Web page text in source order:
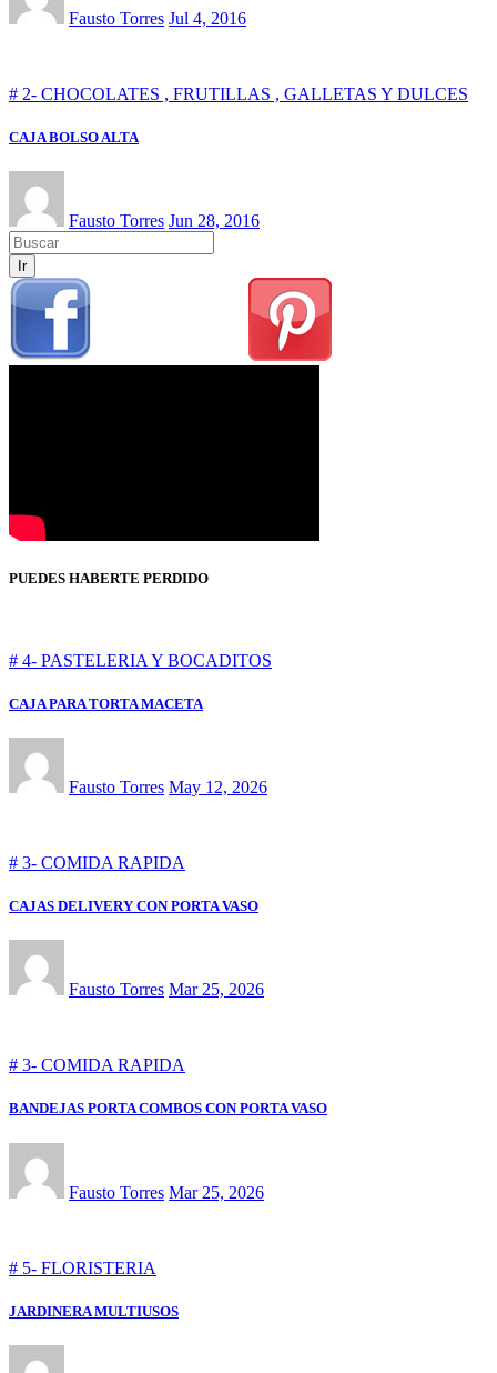
Fausto Torres Jul 4, 2016
# 2- CHOCOLATES , FRUTILLAS , GALLETAS Y DULCES
CAJA BOLSO ALTA
Fausto Torres Jun 28, 2016
Ir
PUEDES HABERTE PERDIDO
# 4- PASTELERIA Y BOCADITOS
CAJA PARA TORTA MACETA
Fausto Torres May 12, 2026
# 3- COMIDA RAPIDA
CAJAS DELIVERY CON PORTA VASO
Fausto Torres Mar 25, 2026
# 3- COMIDA RAPIDA
BANDEJAS PORTA COMBOS CON PORTA VASO
Fausto Torres Mar 25, 2026
# 5- FLORISTERIA
JARDINERA MULTIUSOS